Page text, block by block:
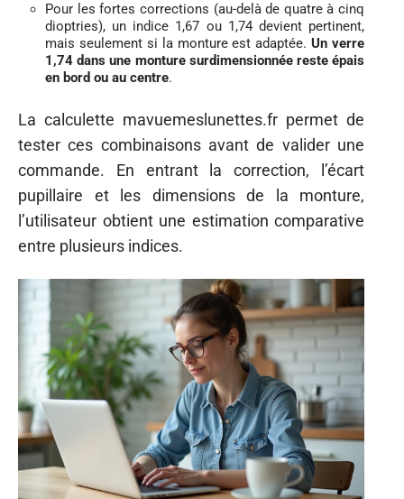
Pour les fortes corrections (au-delà de quatre à cinq
dioptries), un indice 1,67 ou 1,74 devient pertinent,
mais seulement si la monture est adaptée.Un verre
1,74 dans une monture surdimensionnée reste épais
en bord ou au centre.
La calculette mavuemeslunettes.fr permet de
tester ces combinaisons avant de valider une
commande. En entrant la correction, l’écart
pupillaire et les dimensions de la monture,
l’utilisateur obtient une estimation comparative
entre plusieurs indices.